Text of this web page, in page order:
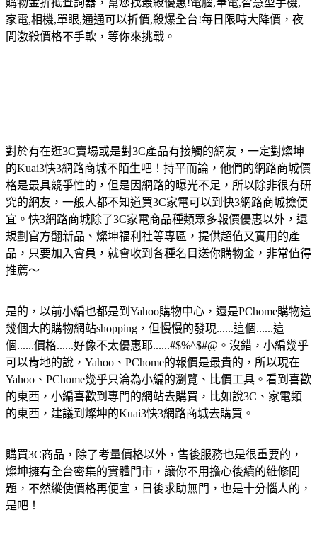
家電,相機,單眼,通通可以折價,殺爆全台!每日限時大降價，夜
間激殺價格不手軟，等你來挑戰。
對於有在逛3C賣場或是對3C產品有接觸的網友，一定對燦坤
的Kuai3快3網路商城不陌生吧！持平而論，他們的網路商城價
格是最具競爭性的，但是因網路的曝光不足，所以除非很有研
究的網友，一般人都不知道買3C家電可以到快3網路商城撿便
宜。快3網路商城除了3C家電商品種類眾多報價優惠以外，還
規劃官方翻新品、燦坤福利社等專區，提供超值又實用的產
品，只要加入會員，就會收到各種名目送你購物金，非常值得
推薦～
是的，以前小編也都是到Yahoo購物中心，還是PChome購物這
幾個大的購物網站shopping，但慢慢的發現......這個......這
個......價格......好像不太優惠耶......#$%^$#@。沒錯，小編幾乎
可以肯地的說，Yahoo、PChome的報價是最貴的，所以現在
Yahoo、PChome幾乎只淪為小編的瀏覽、比價工具。看到喜歡
的東西，小編喜歡到專門的網站去購買，比如說3C、家電類
的東西，建議到燦坤的Kuai3快3網路商城去購買。
購買3C商品，除了考量價格以外，售後服務也是很重要的，
燦坤擁有全台密集的實體門市，讓你不用擔心後續的維修問
題，不然縱使價格再便宜，日後求助無門，也是十分惱人的，
是吧！